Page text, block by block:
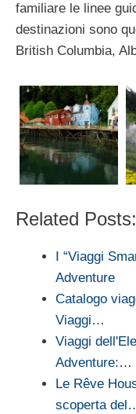
familiare le linee
destinazioni sono
British Columbia,
Related Posts:
I “Viaggi
Adventure
Catalogo
Viaggi…
Viaggi
Adventure:…
Le Rêve
scoperta